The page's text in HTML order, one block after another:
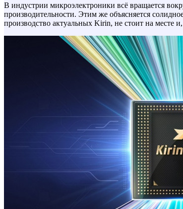
В индустрии микроэлектроники всё вращается
производительности. Этим же объясняется
производство актуальных Kirin, не стоит на месте